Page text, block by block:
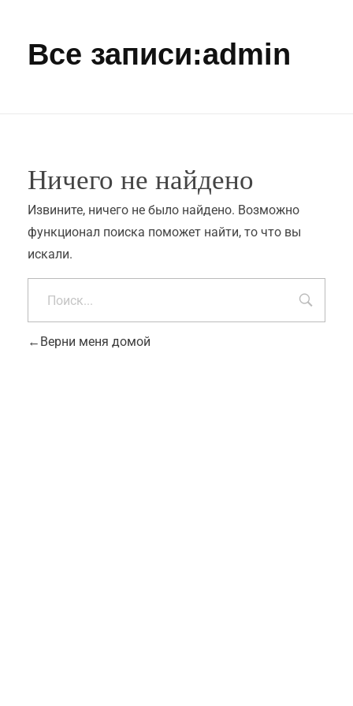
Все записи:admin
Ничего не найдено
Извините, ничего не было найдено. Возможно
функционал поиска поможет найти, то что вы
искали.
Верни меня домой